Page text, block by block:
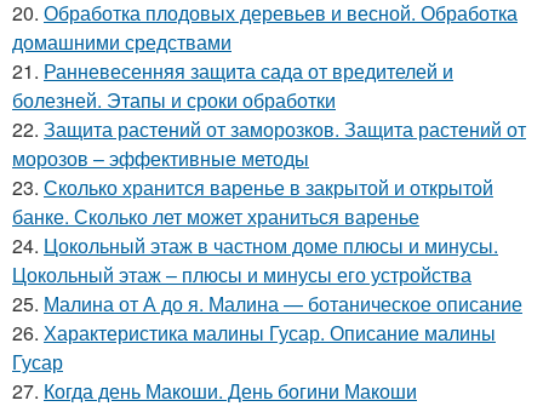
20. Обработка плодовых деревьев и весной. Обработка
домашними средствами
21. Ранневесенняя защита сада от вредителей и
болезней. Этапы и сроки обработки
22. Защита растений от заморозков. Защита растений от
морозов – эффективные методы
23. Сколько хранится варенье в закрытой и открытой
банке. Сколько лет может храниться варенье
24. Цокольный этаж в частном доме плюсы и минусы.
Цокольный этаж – плюсы и минусы его устройства
25. Малина от А до я. Малина — ботаническое описание
26. Характеристика малины Гусар. Описание малины
Гусар
27. Когда день Макоши. День богини Макоши